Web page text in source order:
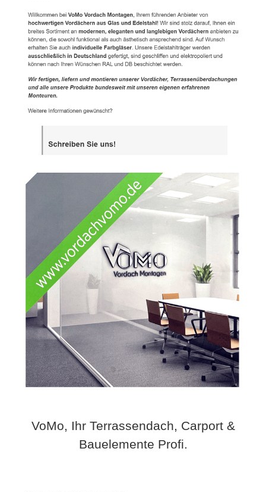
VoMo, Ihr Terrassendach, Carport &
Bauelemente Profi.